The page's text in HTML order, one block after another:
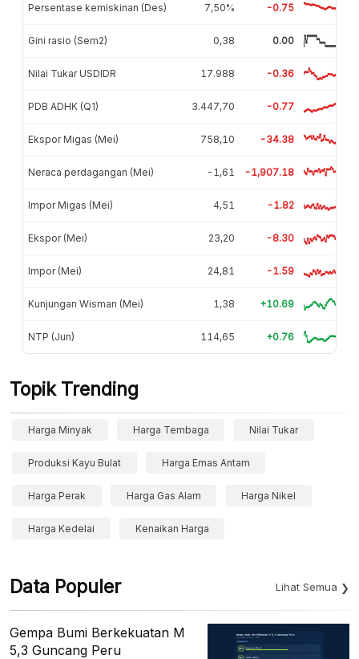
Persentase kemiskinan (Des) 7,50% -0.75
Gini rasio (Sem2) 0,38 0.00
Nilai Tukar USDIDR 17.988 -0.36
PDB ADHK (Q1) 3.447,70 -0.77
Ekspor Migas (Mei) 758,10 -34.38
Neraca perdagangan (Mei) -1,61 -1,907.18
Impor Migas (Mei) 4,51 -1.82
Ekspor (Mei) 23,20 -8.30
Impor (Mei) 24,81 -1.59
Kunjungan Wisman (Mei) 1,38 +10.69
NTP (Jun) 114,65 +0.76
Topik Trending
Harga Minyak Harga Tembaga Nilai Tukar
Produksi Kayu Bulat Harga Emas Antam
Harga Perak Harga Gas Alam Harga Nikel
Harga Kedelai Kenaikan Harga
Data Populer Lihat Semua
Gempa Bumi Berkekuatan M
5,3 Guncang Peru